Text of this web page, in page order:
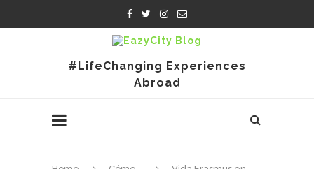
#LifeChanging Experiences
Abroad